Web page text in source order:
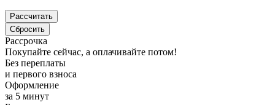
Рассрочка
Покупайте сейчас, а оплачивайте потом!
Без переплаты
и первого взноса
Оформление
за 5 минут